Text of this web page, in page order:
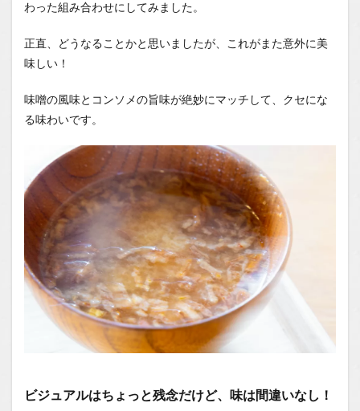
わった組み合わせにしてみました。
正直、どうなることかと思いましたが、これがまた意外に美
味しい！
味噌の風味とコンソメの旨味が絶妙にマッチして、クセにな
る味わいです。
ビジュアルはちょっと残念だけど、味は間違いなし！